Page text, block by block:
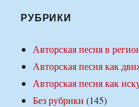
РУБРИКИ
Авторская песня в
Авторская песня как
Авторская песня как
Без рубрики (145)